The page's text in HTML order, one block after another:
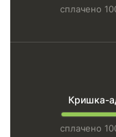
сплачено
Кришка-
сплачено